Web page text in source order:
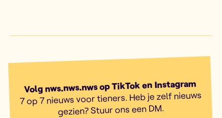
Volg nws.nws.nws op TikTok en Instagram
7 op 7 nieuws voor tieners. Heb je zelf nieuws
gezien? Stuur ons een DM.